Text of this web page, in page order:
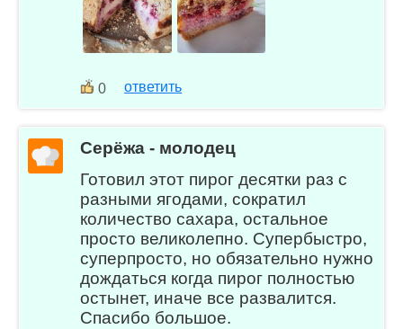
0 ответить
Серёжа - молодец
Готовил этот пирог десятки раз с
разными ягодами, сократил
количество сахара, остальное
просто великолепно. Супербыстро,
суперпросто, но обязательно нужно
дождаться когда пирог полностью
остынет, иначе все развалится.
Спасибо большое.